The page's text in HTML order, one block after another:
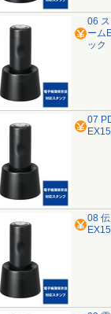
06
ーム
ック
07
08